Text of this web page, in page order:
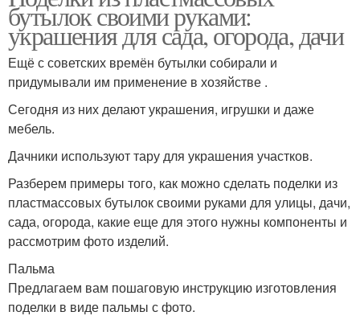
бутылок своими руками:
украшения для сада, огорода, дачи
Ещё с советских времён бутылки собирали и
придумывали им применение в хозяйстве .
Сегодня из них делают украшения, игрушки и даже
мебель.
Дачники используют тару для украшения участков.
Разберем примеры того, как можно сделать поделки из
пластмассовых бутылок своими руками для улицы, дачи,
сада, огорода, какие еще для этого нужны компоненты и
рассмотрим фото изделий.
Пальма
Предлагаем вам пошаговую инструкцию изготовления
поделки в виде пальмы с фото.